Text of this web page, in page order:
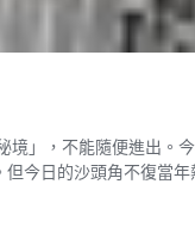
」，不能隨便進出
今日的沙頭角不復當